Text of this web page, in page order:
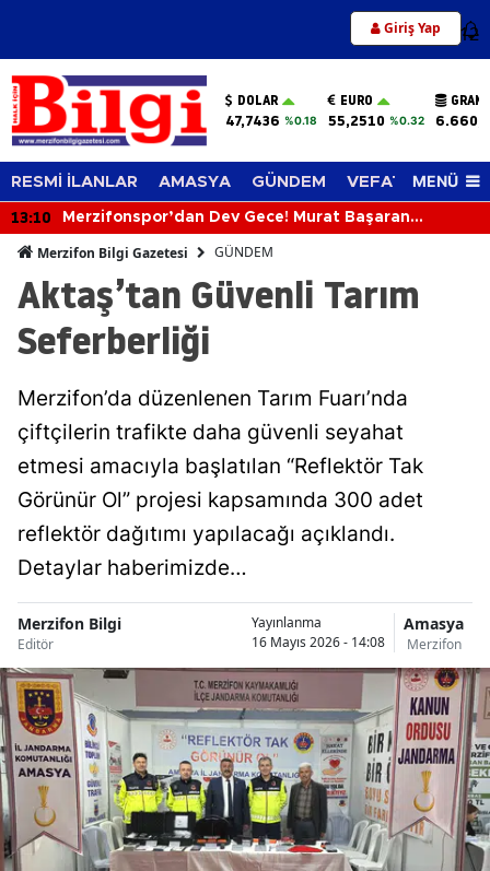
Giriş Yap 12
DOLAR
47,7436 %0.18
EURO
55,2510 %0.32
RESMİ İLANLAR AMASYA GÜNDEM VEFAT EDENLER
MENÜ
13:10
Merzifonspor’dan Dev Gece! Murat Başaran
Merzifon Bilgi Gazetesi GÜNDEM
Aktaş’tan Güvenli Tarım
Seferberliği
Merzifon’da düzenlenen Tarım Fuarı’nda
çiftçilerin trafikte daha güvenli seyahat
etmesi amacıyla başlatılan “Reflektör Tak
Görünür Ol” projesi kapsamında 300 adet
reflektör dağıtımı yapılacağı açıklandı.
Detaylar haberimizde…
Merzifon Bilgi
Editör
Yayınlanma
16 Mayıs 2026 - 14:08
Amasya
Merzifon